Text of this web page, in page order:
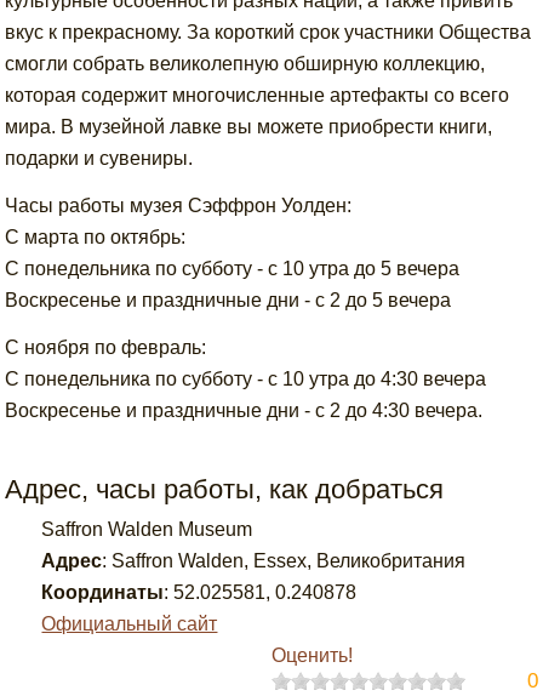
вкус к прекрасному. За короткий срок участники Общества
смогли собрать великолепную обширную коллекцию,
которая содержит многочисленные артефакты со всего
мира. В музейной лавке вы можете приобрести книги,
подарки и сувениры.
Часы работы музея Сэффрон Уолден:
С марта по октябрь:
С понедельника по субботу - с 10 утра до 5 вечера
Воскресенье и праздничные дни - с 2 до 5 вечера
С ноября по февраль:
С понедельника по субботу - с 10 утра до 4:30 вечера
Воскресенье и праздничные дни - с 2 до 4:30 вечера.
Адрес, часы работы, как добраться
Saffron Walden Museum
Адрес: Saffron Walden, Essex, Великобритания
Координаты: 52.025581,0.240878
Официальный сайт
Оценить!
0